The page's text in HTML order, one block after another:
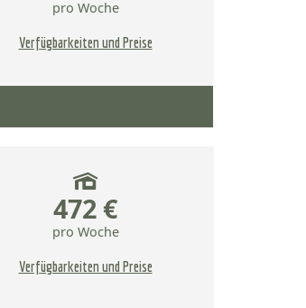
pro Woche
Verfügbarkeiten und Preise
472 €
pro Woche
Verfügbarkeiten und Preise